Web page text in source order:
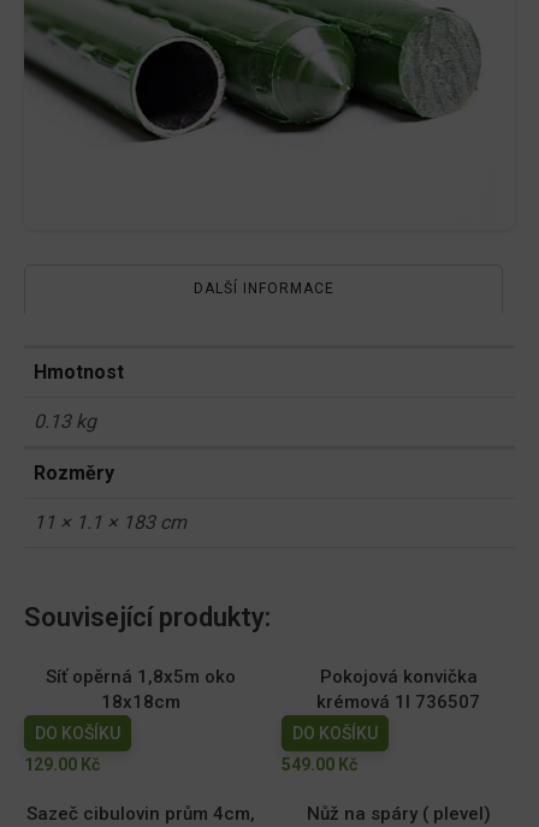
DALŠÍ INFORMACE
Hmotnost
0.13 kg
Rozměry
11 × 1.1 × 183 cm
Související produkty:
Síť opěrná 1,8x5m oko
18x18cm
DO KOŠÍKU
129.00 Kč
Pokojová konvička
krémová 1l 736507
DO KOŠÍKU
549.00 Kč
Sazeč cibulovin prům 4cm,
Nůž na spáry ( plevel)